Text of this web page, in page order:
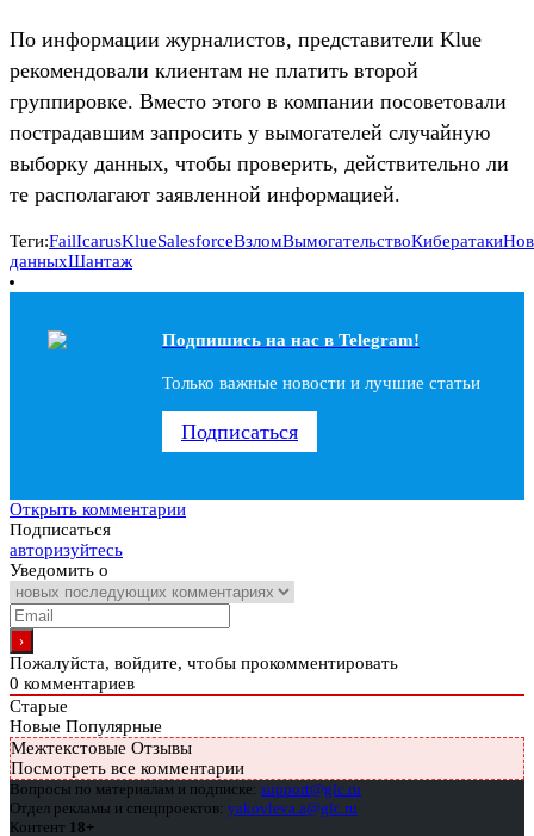
По информации журналистов, представители Klue
рекомендовали клиентам не платить второй
группировке. Вместо этого в компании посоветовали
пострадавшим запросить у вымогателей случайную
выборку данных, чтобы проверить, действительно ли
те располагают заявленной информацией.
Теги:FailIcarusKlueSalesforceВзломВымогательствоКибератаки
данныхШантаж
Подпишись на наc в Telegram!
Только важные новости и лучшие статьи
Подписаться
Открыть комментарии
Подписаться
авторизуйтесь
Уведомить о
Пожалуйста, войдите, чтобы прокомментировать
0 комментариев
Старые
Новые Популярные
Межтекстовые Отзывы
Посмотреть все комментарии
Вопросы по материалам и подписке: support@glc.ru
Отдел рекламы и спецпроектов: yakovleva.a@glc.ru
Контент 18+